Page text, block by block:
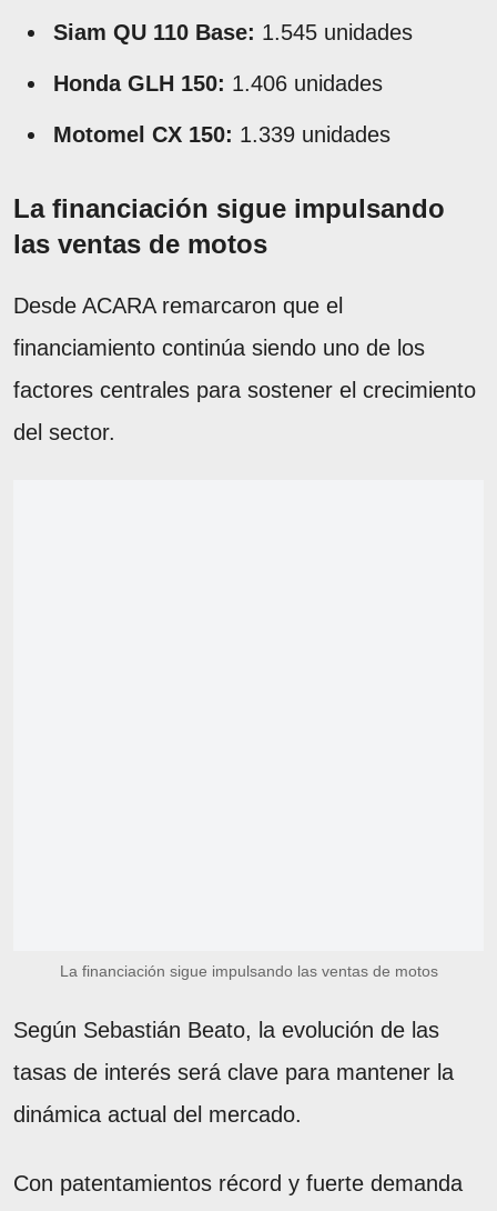
Siam QU 110 Base: 1.545 unidades
Honda GLH 150: 1.406 unidades
Motomel CX 150: 1.339 unidades
La financiación sigue impulsando
las ventas de motos
Desde ACARA remarcaron que el
financiamiento continúa siendo uno de los
factores centrales para sostener el crecimiento
del sector.
La financiación sigue impulsando las ventas de motos
Según Sebastián Beato, la evolución de las
tasas de interés será clave para mantener la
dinámica actual del mercado.
Con patentamientos récord y fuerte demanda